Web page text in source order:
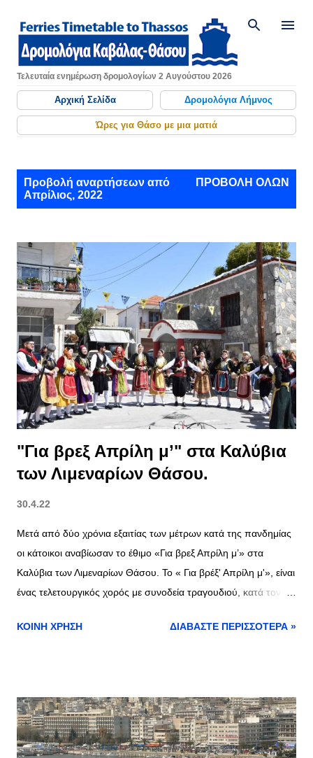
Μετάβαση στο κύριο περιεχόμενο
Τελευταία ενημέρωση δρομολογίων 2 Αυγούστου 2026
Αρχική Σελίδα Δρομολόγια Λήμνος
Ώρες για Θάσο με μια ματιά
Προβολή αναρτήσεων από
Απρίλιος, 2022
ΠΡΟΒΟΛΉ ΌΛΩΝ
"Για βρεξ Απρίλη μ’" στα Καλύβια
των Λιμεναρίων Θάσου.
30.4.22
Μετά από δύο χρόνια εξαιτίας των μέτρων κατά της πανδημίας
οι κάτοικοι αναβίωσαν το έθιμο «Για βρεξ Απρίλη μ’» στα
Καλύβια των Λιμεναρίων Θάσου. Το « Για βρέξ' Απρίλη μ'», είναι
ένας τελετουργικός χορός με συνοδεία τραγουδιού, κατά τον
στο Θεό, για την ανοιξιάτικη βροχή. Πρόκειται για ένα έθιμο που
Λιμεναρίων «Το Κάστρο» συμμετείχε και ο Πολιτιστικός
Σύλλογος «το Μικρό Καζαβήτι». Ο Πολιτιστικός Σύλλογος
Λιμεναρίων «το Κάστρο» γράφει: «Μετά από 45 χρόνια
ΚΟΙΝΉ ΧΡΉΣΗ ΔΙΑΒΆΣΤΕ ΠΕΡΙΣΣΌΤΕΡΑ »